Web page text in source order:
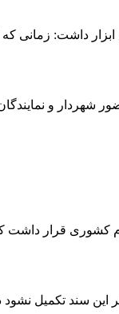
داشت: زمانی که
شهردار و
قرار داشت که
تکمیل نشود